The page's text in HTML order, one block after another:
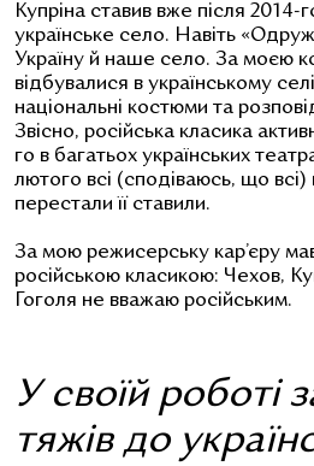
Купріна ставив вже після 2014-
українське село. Навіть
Україну й наше село. За моєю
відбувалися в українському
національні костюми та
Звісно, російська класика
го в багатьох українських
лютого всі (сподіваюсь, що
перестали її ставили.
За мою режисерську кар’єру
російською класикою: Чехов,
Гоголя не вважаю російським.
У своїй роботі
тяжів до